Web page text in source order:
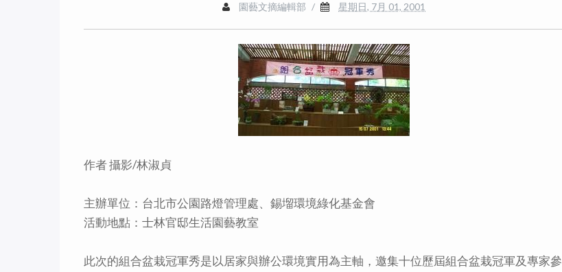
園藝文摘編輯部 / 星期日, 7月 01, 2001
作者 攝影/林淑貞
主辦單位：台北市公園路燈管理處、錫塯環境綠化基金會
活動地點：士林官邸生活園藝教室
此次的組合盆栽冠軍秀是以居家與辦公環境實用為主軸，邀集十位歷屆組合盆栽冠軍及專家參